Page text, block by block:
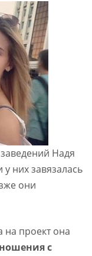
Надя
них завязалась
они
на проект она
с